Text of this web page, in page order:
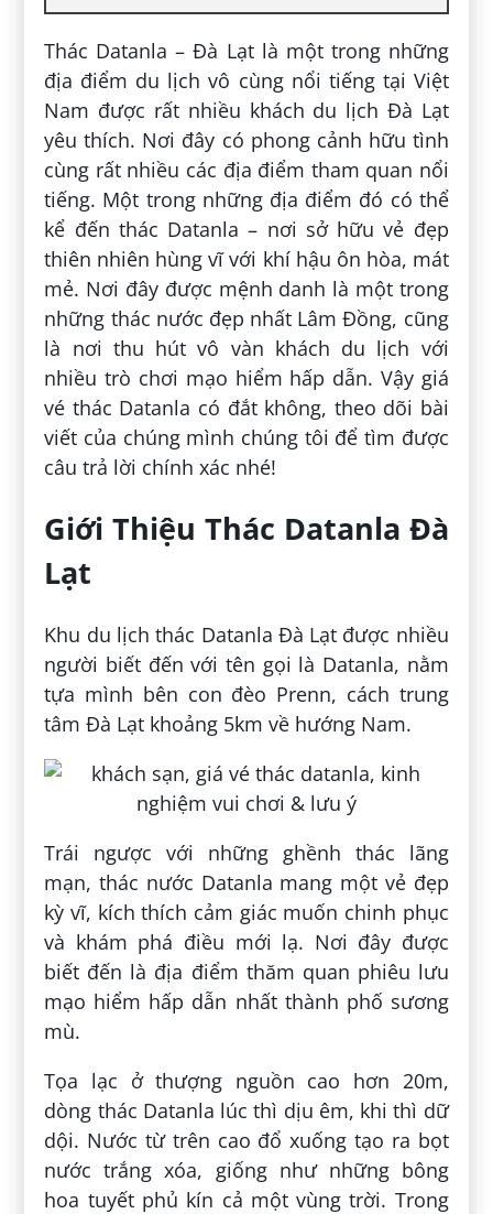
Thác Datanla – Đà Lạt là một trong những
địa điểm du lịch vô cùng nổi tiếng tại Việt
Nam được rất nhiều khách du lịch Đà Lạt
yêu thích. Nơi đây có phong cảnh hữu tình
cùng rất nhiều các địa điểm tham quan nổi
tiếng. Một trong những địa điểm đó có thể
kể đến thác Datanla – nơi sở hữu vẻ đẹp
thiên nhiên hùng vĩ với khí hậu ôn hòa, mát
mẻ. Nơi đây được mệnh danh là một trong
những thác nước đẹp nhất Lâm Đồng, cũng
là nơi thu hút vô vàn khách du lịch với
nhiều trò chơi mạo hiểm hấp dẫn. Vậy giá
vé thác Datanla có đắt không, theo dõi bài
viết của chúng mình chúng tôi để tìm được
câu trả lời chính xác nhé!
Giới Thiệu Thác Datanla Đà
Lạt
Khu du lịch thác Datanla Đà Lạt được nhiều
người biết đến với tên gọi là Datanla, nằm
tựa mình bên con đèo Prenn, cách trung
tâm Đà Lạt khoảng 5km về hướng Nam.
Trái ngược với những ghềnh thác lãng
mạn, thác nước Datanla mang một vẻ đẹp
kỳ vĩ, kích thích cảm giác muốn chinh phục
và khám phá điều mới lạ. Nơi đây được
biết đến là địa điểm thăm quan phiêu lưu
mạo hiểm hấp dẫn nhất thành phố sương
mù.
Tọa lạc ở thượng nguồn cao hơn 20m,
dòng thác Datanla lúc thì dịu êm, khi thì dữ
dội. Nước từ trên cao đổ xuống tạo ra bọt
nước trắng xóa, giống như những bông
hoa tuyết phủ kín cả một vùng trời. Trong